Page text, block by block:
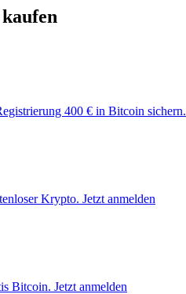
400 € in Bitcoin sichern.
Krypto. Jetzt anmelden
Bitcoin. Jetzt anmelden